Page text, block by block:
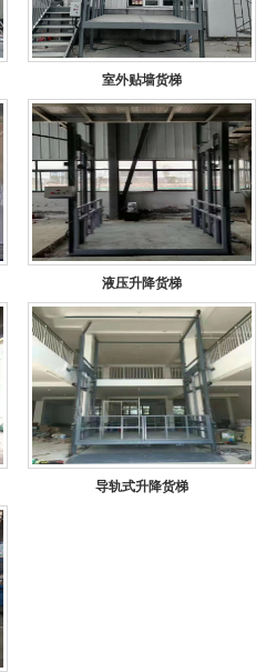
室外贴墙货梯
液压升降货梯
导轨式升降货梯